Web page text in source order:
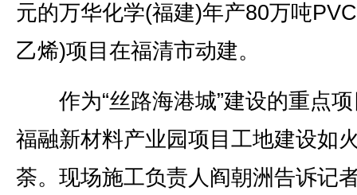
元的万华化学(福建)年产80万吨
乙烯)项目在福清市动建。
作为“丝路海港城”建设的重点项
福融新材料产业园项目工地建设如
荼。现场施工负责人阎朝洲告诉记